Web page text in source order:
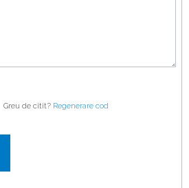
Greu de citit? Regenerare cod